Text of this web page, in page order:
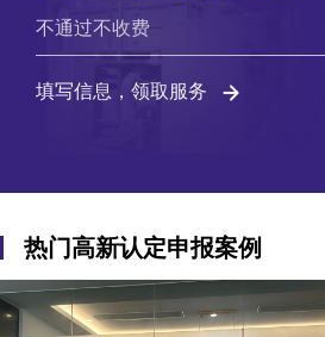
不通过不收费
填写信息，领取服务
热门高新认定申报案例